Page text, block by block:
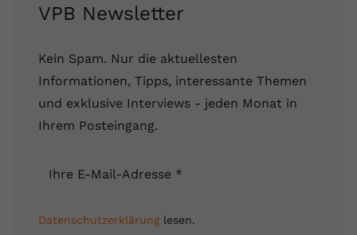
VPB Newsletter
Kein Spam. Nur die aktuellesten
Informationen, Tipps, interessante Themen
und exklusive Interviews - jeden Monat in
Ihrem Posteingang.
Ihre E-Mail-Adresse *
Datenschutzerklärunglesen.